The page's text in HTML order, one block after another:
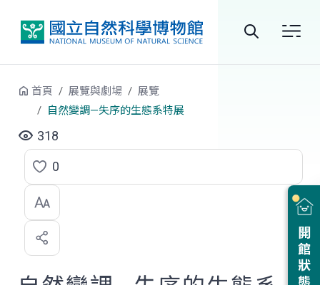
開館狀態
首頁 展覽與劇場
展覽
自然變調—失序的生態系特展
318
點
選
喜
歡
0